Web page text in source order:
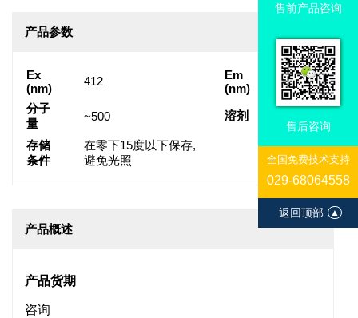
产品参数
Ex
(nm)
412
Em
(nm)
505
分子
量
~500 溶剂
存储
条件
在零下15度以下保存,
避免光照
产品概述
产品货期
咨询
售前产品咨询
售后咨询
全国免费技术支持
029-68064558
返回顶部 ▲